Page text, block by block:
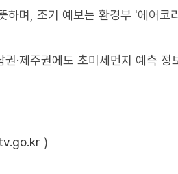
며, 조기 예보는 환경부 '에어코
·제주권에도 초미세먼지 예측 정
)